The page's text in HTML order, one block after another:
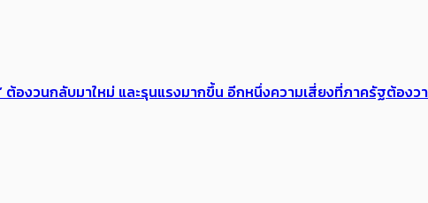
ต้อง​วนกลับมาใหม่ และรุนแรงมากขึ้น อีกหนึ่งความเสี่ยงที่ภาครัฐต้อง